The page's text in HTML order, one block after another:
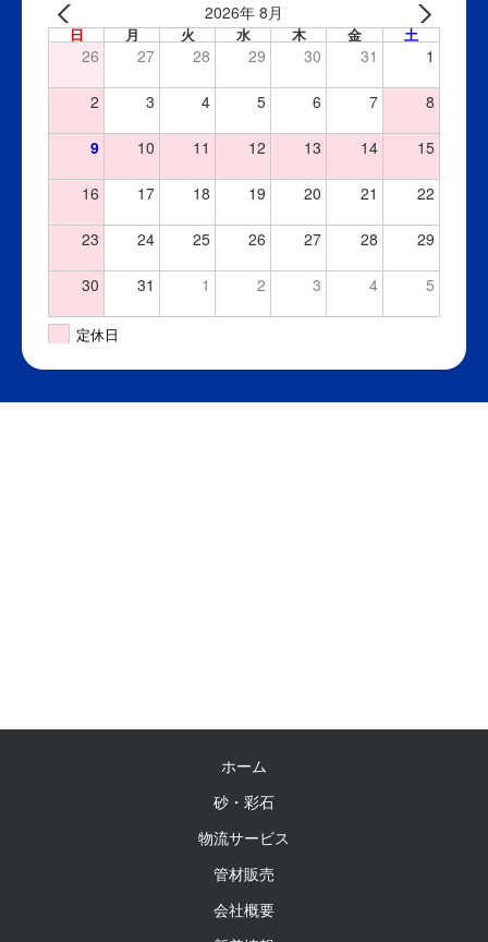
2026年 8月
日 月 火 水 木 金 土
26 27 28 29 30 31 1
2 3 4 5 6 7 8
9 10 11 12 13 14 15
16 17 18 19 20 21 22
23 24 25 26 27 28 29
30 31 1 2 3 4 5
定休日
ホーム
砂・彩石
物流サービス
管材販売
会社概要